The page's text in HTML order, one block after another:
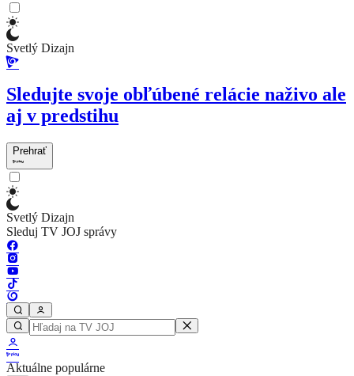
Svetlý Dizajn
Sledujte svoje obľúbené relácie naživo ale
aj v predstihu
Prehrať
Svetlý Dizajn
Sleduj TV JOJ správy
Aktuálne populárne